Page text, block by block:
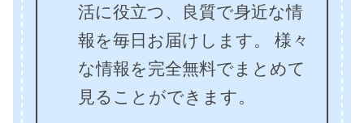
活に役立つ、良質で身近な情
報を毎日お届けします。 様々
な情報を完全無料でまとめて
見ることができます。